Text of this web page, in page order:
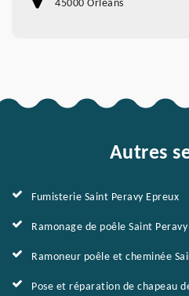
45000 Orleans
Autres
Fumisterie Saint Peravy Epreux
Ramonage de poêle Saint
Ramoneur poêle et cheminée
Pose et réparation de chapeau